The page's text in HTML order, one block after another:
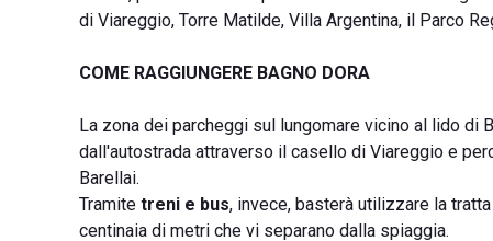
di Viareggio, Torre Matilde, Villa Argentina, il Parco
COME RAGGIUNGERE BAGNO DORA
La zona dei parcheggi sul lungomare vicino al lido di
dall'autostrada attraverso il casello di Viareggio e
Barellai.
Tramite treni e bus, invece, basterà utilizzare la
centinaia di metri che vi separano dalla spiaggia.